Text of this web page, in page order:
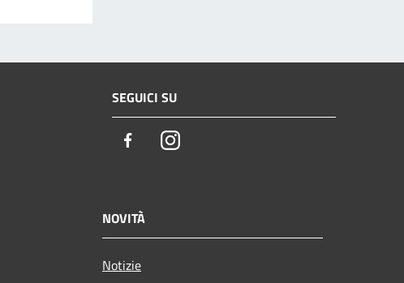
SEGUICI SU
FacebookInstagram
NOVITÀ
Notizie